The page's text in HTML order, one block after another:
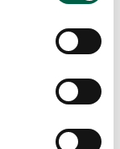
conversations
assessment
nursing,